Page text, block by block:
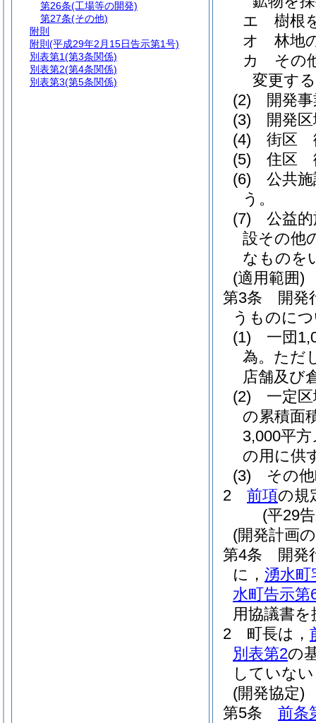
エ
樹根
オ
林地
カ
その
変更す
(2)
開発
(3)
開発
(4)
街区
(5)
住区
(6)
公共
う。
(7)
公益
設その他
なものを
(適用範囲)
第3条
開発
うものに
(1)
一団
為。 ただ
店舗及び
(2)
一定
の累積面
3,000平
の用に供
(3)
その
2
前項の規
(平29
(開発計画
第4条
開発
に， 湧水町
水町告示第
用協議書
2
町長は，
別表第2の
していな
(開発協定)
第5条
前条
第26条(工場等の開発)
第27条(その他)
附則
附則 (平成29年2月15日告示第1号)
別表第1(第3条関係)
別表第2(第4条関係)
別表第3(第5条関係)